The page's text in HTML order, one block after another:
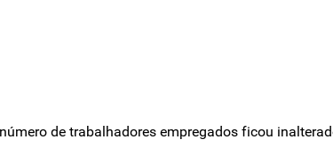
de trabalhadores empregados ficou